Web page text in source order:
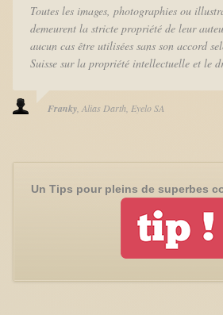
Toutes les images, photographies ou
demeurent la stricte propriété de leur
aucun cas être utilisées sans son accord
Suisse sur la propriété intellectuelle et le
Franky Alias Darth Eyelo SA
Un Tips pour pleins de superbes